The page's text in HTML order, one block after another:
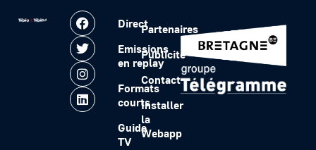
Direct
Emissions
en replay
Formats
courts
Guide
TV
Partenaires
Publicité
Contact
Installer
la
Webapp